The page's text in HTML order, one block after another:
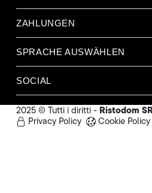
ZAHLUNGEN
SPRACHE AUSWÄHLEN
SOCIAL
2025 © Tutti i diritti - Ristodom
Privacy Policy
Cookie Policy